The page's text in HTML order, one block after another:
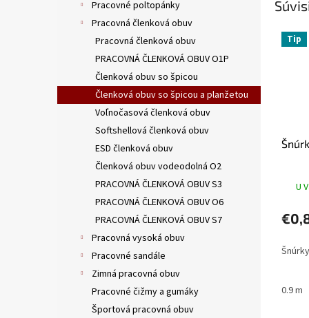
Pracovné poltopánky
Pracovná členková obuv
Pracovná členková obuv
PRACOVNÁ ČLENKOVÁ OBUV O1P
Členková obuv so špicou
Členková obuv so špicou a planžetou
Voľnočasová členková obuv
Softshellová členková obuv
ESD členková obuv
Členková obuv vodeodolná O2
PRACOVNÁ ČLENKOVÁ OBUV S3
PRACOVNÁ ČLENKOVÁ OBUV O6
PRACOVNÁ ČLENKOVÁ OBUV S7
Pracovná vysoká obuv
Pracovné sandále
Zimná pracovná obuv
Pracovné čižmy a gumáky
Športová pracovná obuv
Tip
U
0.9 m